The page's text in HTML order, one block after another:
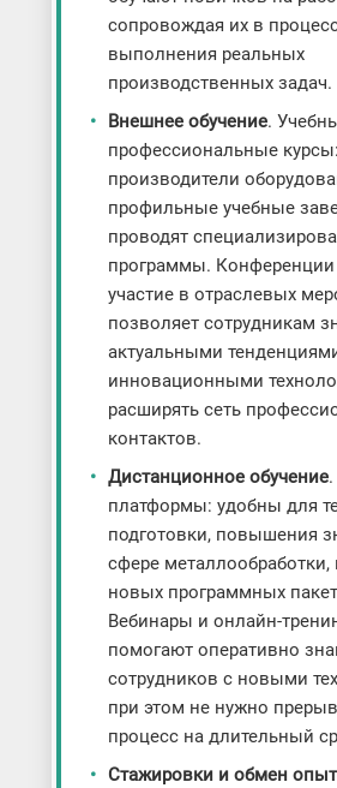
сопровождая их в
выполнения реальных
производственных задач.
Внешнее обучение.
профессиональные
производители
профильные учебные
проводят
программы.
участие в отраслевых
позволяет сотрудникам
актуальными
инновационными
расширять сеть
контактов.
Дистанционное обучение
платформы: удобны для
подготовки, повышения
сфере металлообработки,
новых программных
Вебинары и онлайн-
помогают оперативно
сотрудников с новыми
при этом не нужно
процесс на длительный
Стажировки и обмен